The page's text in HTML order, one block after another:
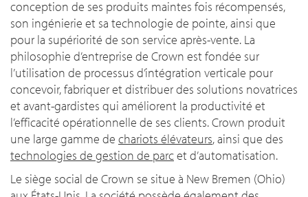
conception de ses produits maintes fois récompensés,
son ingénierie et sa technologie de pointe, ainsi que
pour la supériorité de son service après-vente. La
philosophie d’entreprise de Crown est fondée sur
l’utilisation de processus d’intégration verticale pour
concevoir, fabriquer et distribuer des solutions novatrices
et avant-gardistes qui améliorent la productivité et
l’efficacité opérationnelle de ses clients. Crown produit
une large gamme de chariots élévateurs, ainsi que des
technologies de gestion de parcet d’automatisation.
Le siège social de Crown se situe à New Bremen (Ohio)